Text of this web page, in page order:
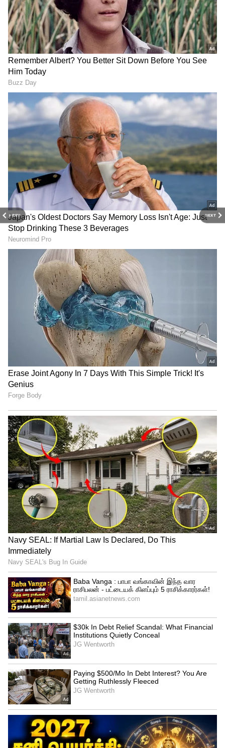
PREV NEXT
காரியம் சாத்தியமாகிவிடும். உங்கள்
திறமையும் ஆளுமையும் பிரகாசிக்கும்.
அக்கம்பக்கத்தினருடன் சிறு விஷயத்தால்
தகராறு ஏற்படலாம்.
மிதுனம்: யாரிடமும் அதிகம்
எதிர்பார்க்காதீர்கள். தவறான செயல்களில்
நேரத்தை வீணாக்காதீர்கள்.
உத்தியோகத்தில் சில தடைகள்
இருக்கலாம்,
4
12